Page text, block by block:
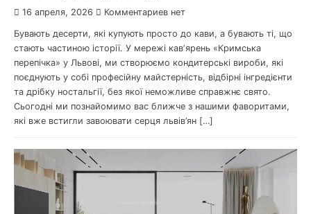
16 апреля, 2026 Комментариев нет
Бувають десерти, які купують просто до кави, а бувають ті, що
стають частиною історії. У мережі кавʼярень «Кримська
перепічка» у Львові, ми створюємо кондитерські вироби, які
поєднують у собі професійну майстерність, відбірні інгредієнти
та дрібку ностальгії, без якої неможливе справжнє свято.
Сьогодні ми познайомимо вас ближче з нашими фаворитами,
які вже встигли завоювати серця львів’ян […]